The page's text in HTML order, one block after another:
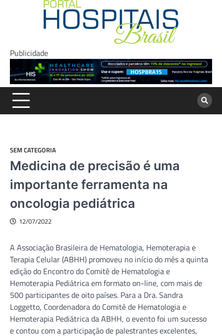
Publicidade
SEM CATEGORIA
Medicina de precisão é uma
importante ferramenta na
oncologia pediátrica
12/07/2022
A Associação Brasileira de Hematologia, Hemoterapia e
Terapia Celular (ABHH) promoveu no início do mês a quinta
edição do Encontro do Comitê de Hematologia e
Hemoterapia Pediátrica em formato on-line, com mais de
500 participantes de oito países. Para a Dra. Sandra
Loggetto, Coordenadora do Comitê de Hematologia e
Hemoterapia Pediátrica da ABHH, o evento foi um sucesso
e contou com a participação de palestrantes excelentes,